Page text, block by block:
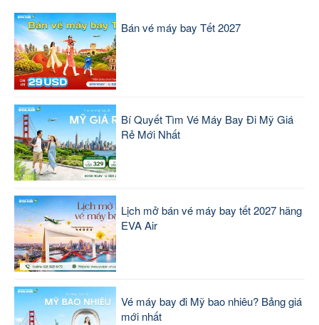
Bán vé máy bay Tết 2027
Bí Quyết Tìm Vé Máy Bay Đi Mỹ Giá
Rẻ Mới Nhất
Lịch mở bán vé máy bay tết 2027 hãng
EVA Air
Vé máy bay đi Mỹ bao nhiêu? Bảng giá
mới nhất